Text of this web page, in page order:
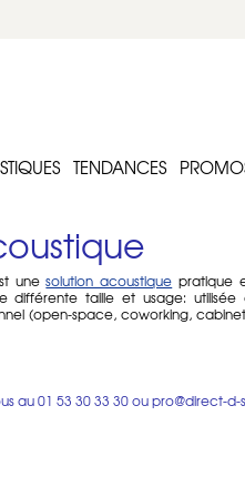
TENDANCES
unesolution acoustique pratique
différente taille et usage:
(open-space, coworking,
déclinée en différentes tailles et
au01 53 30 33 30oupro@direct-d-